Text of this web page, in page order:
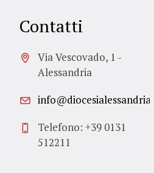
Contatti
Via Vescovado, 1 -
Alessandria
info@diocesialessandria.it
Telefono: +39 0131
512211